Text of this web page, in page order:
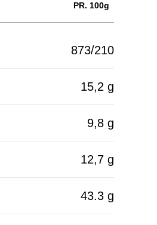
PR. 100g
873/210
15,2 g
9,8 g
12,7 g
43.3 g